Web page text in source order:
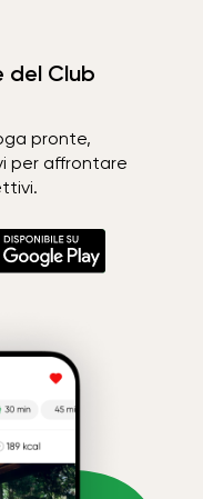
del Club
pronte,
per affrontare